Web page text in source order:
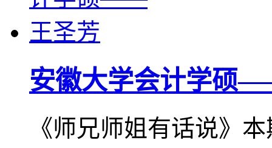
安徽大学会计学硕
《师兄师姐有话说》